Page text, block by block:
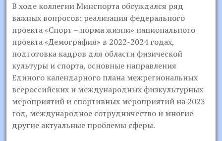
В ходе коллегии Минспорта обсуждался ряд
важных вопросов: реализация федерального
проекта «Спорт – норма жизни» национального
проекта «Демография» в 2022-2024 годах,
подготовка кадров для области физической
культуры и спорта, основные направления
Единого календарного плана межрегиональных
всероссийских и международных физкультурных
мероприятий и спортивных мероприятий на 2023
год, международное сотрудничество и многие
другие актуальные проблемы сферы.